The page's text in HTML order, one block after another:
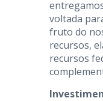
voltada
fruto do
recursos,
recursos